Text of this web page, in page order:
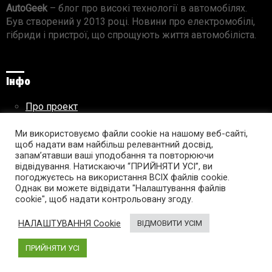
AutoGeek– блог про високі технології в автомобілях.
Був створений у 2013 році. Новини про електромобілі,
гібриди і пристрої, що спрощують життя автомобіліста.
Інфо
Про проект
Правила використання матеріалів
Підпишись на AutoGeek!
facebooktwitter instagramyoutube tumblr linkedin
Ми використовуємо файли cookie на нашому веб-сайті,
щоб надати вам найбільш релевантний досвід,
запам’ятавши ваші уподобання та повторюючи
відвідування. Натискаючи “ПРИЙНЯТИ УСІ”, ви
погоджуєтесь на використання ВСІХ файлів cookie.
Однак ви можете відвідати "Налаштування файлів
cookie", щоб надати контрольовану згоду.
НАЛАШТУВАННЯ Cookie ВІДМОВИТИ УСІМ
ПРИЙНЯТИ УСІ